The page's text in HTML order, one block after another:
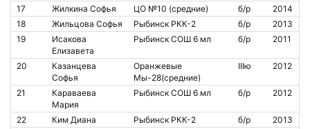
17 Жилкина Софья ЦО №10 (средние) б/р
2014
18
Жильцова Софья Рыбинск РКК-2 б/р
2013
19
Исакова
Елизавета
Рыбинск СОШ 6 мл б/р 2011
20
Казанцева
Софья
Оранжевые
Мы-28(средние)
IIIю 2012
21
Караваева
Мария
Рыбинск СОШ 6 мл б/р 2012
22 Ким Диана Рыбинск РКК-2 б/р
2013